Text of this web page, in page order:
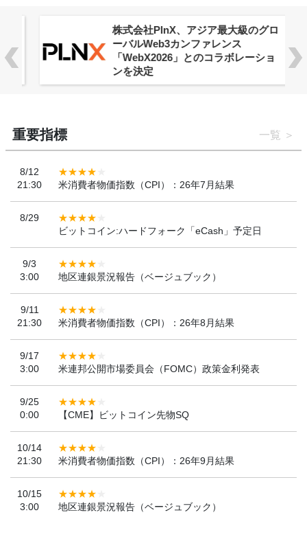
株式会社PlnX、アジア最大級のグロ
ーバルWeb3カンファレンス
「WebX2026」とのコラボレーショ
ンを決定
重要指標 一覧
8/12
21:30
米消費者物価指数（CPI）：26年7月結果
8/29
ビットコイン:ハードフォーク「eCash」予定日
9/3
3:00
地区連銀景況報告（ベージュブック）
9/11
21:30
米消費者物価指数（CPI）：26年8月結果
9/17
3:00
米連邦公開市場委員会（FOMC）政策金利発表
9/25
0:00
【CME】ビットコイン先物SQ
10/14
21:30
米消費者物価指数（CPI）：26年9月結果
10/15
3:00
地区連銀景況報告（ベージュブック）